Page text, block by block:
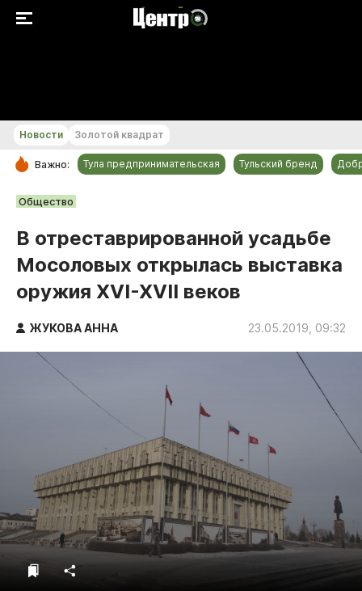
РУБРИКИ
Культура
Происшествия
Спорт
Тульский бренд
Тула предпринимательская
ДоброЦентр
Голодный шпион
Новости Золотой квадрат
Важно: Тула предпринимательская Тульский бренд
Общество
В отреставрированной усадьбе
Мосоловых открылась выставка
оружия XVI-XVII веков
ЖУКОВА АННА 23.05.2019, 09:32